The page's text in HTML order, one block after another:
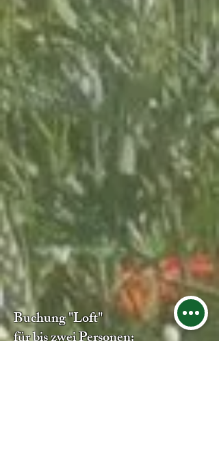
Buchung "Loft"
für bis zwei Personen: